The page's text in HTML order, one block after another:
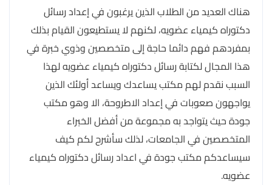
هناك العديد من الطلاب الذين يرغبون في إعداد رسائل
دكتوراه كيمياء عضويه، لكنهم لا يستطيعون القيام بذلك
بمفردهم فهم دائما حاجة إلى متخصصين وذوي خبرة في
هذا المجال لكتابة رسائل دكتوراه كيمياء عضويه لهذا
السبب نقدم لهم مكتب يساعدك ويساعد أولئك الذين
يواجهون صعوبات في إعداد الاطروحة، الا وهو مكتب
جودة حيث يتواجد به مجموعة من أفضل الخبراء
المتخصصين في الجامعات، لذلك سأشرح لكم كيف
سيساعدكم مكتب جودة في اعداد رسائل دكتوراه كيمياء
عضويه.